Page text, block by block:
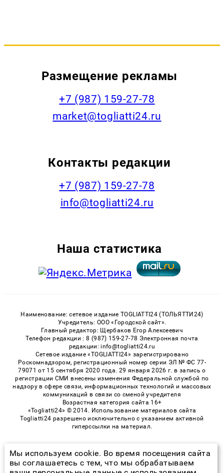
Размещение рекламы
+7 (987) 159-27-78
market@togliatti24.ru
Контакты редакции
+7 (987) 159-27-78
info@togliatti24.ru
Наша статистика
Наименование: сетевое издание TOGLIATTI24 (ТОЛЬЯТТИ24)
Учредитель: ООО «Городской сайт».
Главный редактор: Щербаков Егор Алексеевич
Телефон редакции : 8 (987) 159-27-78 Электронная почта
редакции: info@togliatti24.ru
Сетевое издание «TOGLIATTI24» зарегистрировано
Роскомнадзором, регистрационный номер серии ЭЛ № ФС 77-
79071 от 15 сентября 2020 года. 29 января 2026 г. в запись о
регистрации СМИ внесены изменения Федеральной службой по
надзору в сфере связи, информационных технологий и массовых
коммуникаций в связи со сменой учредителя
Возрастная категория сайта 16+
«Togliatti24» © 2014. Использование материалов сайта
Togliatti24 разрешено исключительно с указанием активной
гиперссылки на материал.
© 2026 «Togliatti24» | Все права защищены
Мы используем cookie. Во время посещения сайта
вы соглашаетесь с тем, что мы обрабатываем